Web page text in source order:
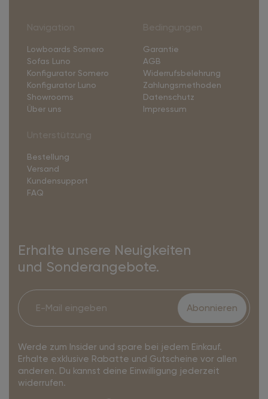
Lowboards Somero
Sofas Luno
Konfigurator Somero
Konfigurator Luno
Showrooms
Über uns
Garantie
AGB
Widerrufsbelehrung
Zahlungsmethoden
Datenschutz
Impressum
Bestellung
Versand
Kundensupport
FAQ
Erhalte unsere Neuigkeiten
und Sonderangebote.
Abonnieren
Werde zum Insider und spare bei jedem Einkauf.
Erhalte exklusive Rabatte und Gutscheine vor allen
anderen. Du kannst deine Einwilligung jederzeit
widerrufen.